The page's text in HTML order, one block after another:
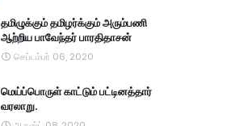
தமிழுக்கும் தமிழர்க்கும் அரும்பணி
ஆற்றிய பாவேந்தர் பாரதிதாசன்
செப்டம்பர் 06, 2020
மெய்ப்பொருள் காட்டும் பட்டினத்தார்
வரலாறு.